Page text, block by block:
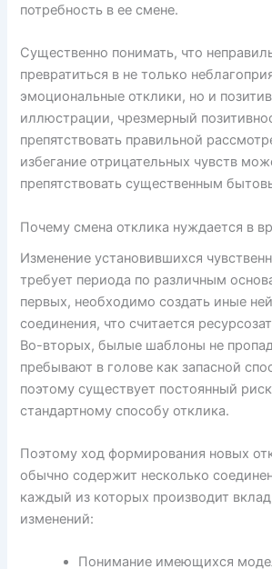
потребность в ее смене.
Существенно понимать, что
превратиться в не только
эмоциональные отклики, но и
иллюстрации, чрезмерный
препятствовать правильной
избегание отрицательных чувств
препятствовать существенным
Почему смена отклика нуждается в
Изменение установившихся
требует периода по различным
первых, необходимо создать иные
соединения, что считается
Во-вторых, былые шаблоны не
пребывают в голове как запасной
поэтому существует постоянный
стандартному способу отклика.
Поэтому ход формирования новых
обычно содержит несколько
каждый из которых производит
изменений:
Понимание имеющихся